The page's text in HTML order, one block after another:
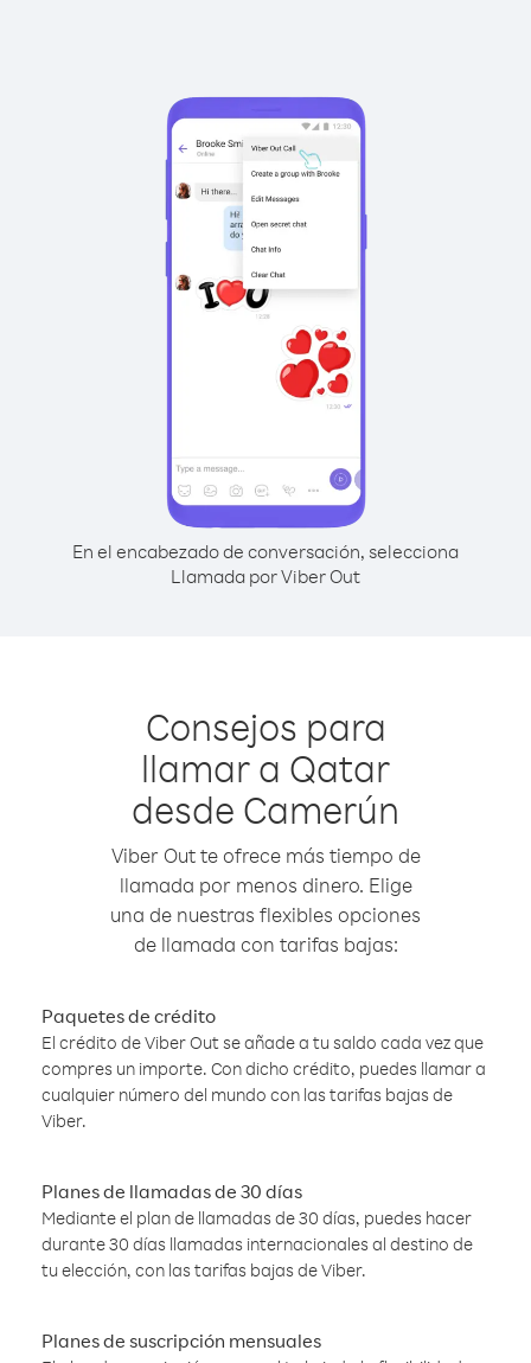
En el encabezado de conversación, selecciona
Llamada por Viber Out
Consejos para
llamar a Qatar
desde Camerún
Viber Out te ofrece más tiempo de
llamada por menos dinero. Elige
una de nuestras flexibles opciones
de llamada con tarifas bajas:
Paquetes de crédito
El crédito de Viber Out se añade a tu saldo cada vez que
compres un importe. Con dicho crédito, puedes llamar a
cualquier número del mundo con las tarifas bajas de
Viber.
Planes de llamadas de 30 días
Mediante el plan de llamadas de 30 días, puedes hacer
durante 30 días llamadas internacionales al destino de
tu elección, con las tarifas bajas de Viber.
Planes de suscripción mensuales